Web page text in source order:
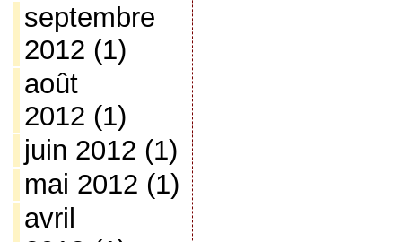
septembre
2012 (1)
août
2012 (1)
juin 2012 (1)
mai 2012 (1)
avril